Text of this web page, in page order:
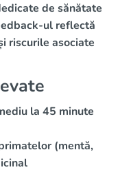
de sănătate
ul reflectă
riscurile asociate
la 45 minute
(mentă,